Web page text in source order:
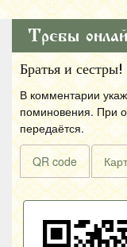
Требы
Братья и сестры!
В комментарии
поминовения. При
передаётся.
QR code